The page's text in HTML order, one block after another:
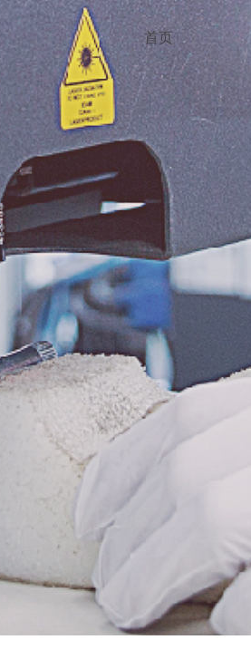
来，精工
外工艺和管理的基础上，形成产品种类
吨规模的紧固件企业。
首页